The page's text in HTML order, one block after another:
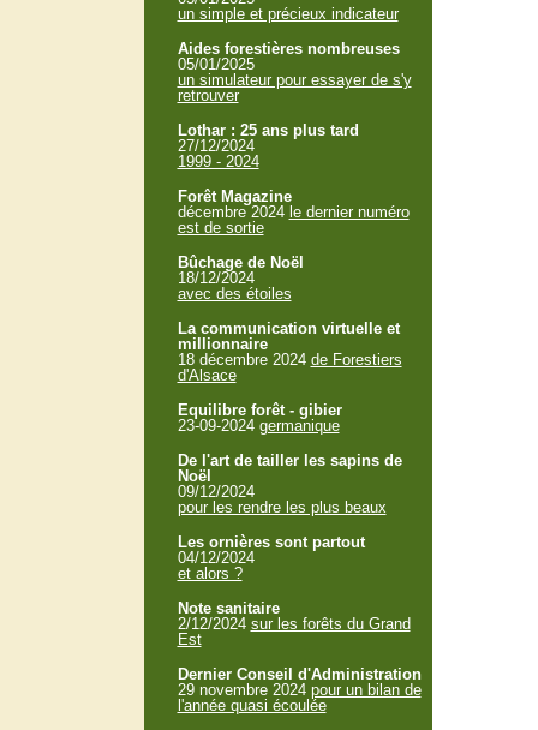
un simple et précieux indicateur
Aides forestières nombreuses
05/01/2025
un simulateur pour essayer de s'y
retrouver
Lothar : 25 ans plus tard
27/12/2024
1999 - 2024
Forêt Magazine
décembre 2024 le dernier numéro
est de sortie
Bûchage de Noël
18/12/2024
avec des étoiles
La communication virtuelle et
millionnaire
18 décembre 2024 de Forestiers
d'Alsace
Equilibre forêt - gibier
23-09-2024 germanique
De l'art de tailler les sapins de
Noël
09/12/2024
pour les rendre les plus beaux
Les ornières sont partout
04/12/2024
et alors ?
Note sanitaire
2/12/2024 sur les forêts du Grand
Est
Dernier Conseil d'Administration
29 novembre 2024 pour un bilan de
l'année quasi écoulée